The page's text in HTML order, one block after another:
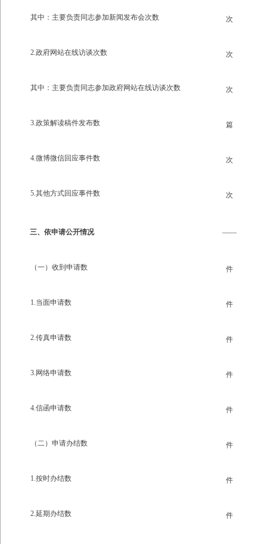
其中：主要负责同志参加新闻发布会次数 次
2.政府网站在线访谈次数 次
其中：主要负责同志参加政府网站在线访谈次数 次
3.政策解读稿件发布数 篇
4.微博微信回应事件数 次
5.其他方式回应事件数 次
三、依申请公开情况 ——
（一）收到申请数 件
1.当面申请数 件
2.传真申请数 件
3.网络申请数 件
4.信函申请数 件
（二）申请办结数 件
1.按时办结数 件
2.延期办结数 件